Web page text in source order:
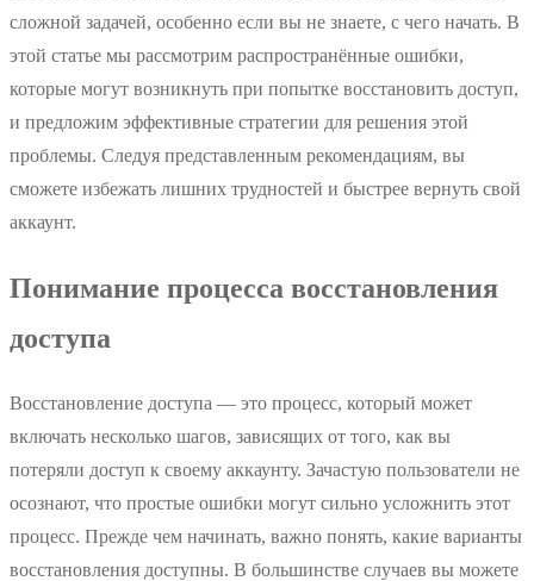
сложной задачей, особенно если вы не знаете, с чего начать. В
этой статье мы рассмотрим распространённые ошибки,
которые могут возникнуть при попытке восстановить доступ,
и предложим эффективные стратегии для решения этой
проблемы. Следуя представленным рекомендациям, вы
сможете избежать лишних трудностей и быстрее вернуть свой
аккаунт.
Понимание процесса восстановления
доступа
Восстановление доступа — это процесс, который может
включать несколько шагов, зависящих от того, как вы
потеряли доступ к своему аккаунту. Зачастую пользователи не
осознают, что простые ошибки могут сильно усложнить этот
процесс. Прежде чем начинать, важно понять, какие варианты
восстановления доступны. В большинстве случаев вы можете